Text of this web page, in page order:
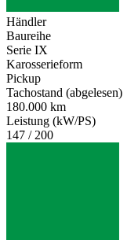
Händler
Baureihe
Serie IX
Karosserieform
Pickup
Tachostand (abgelesen)
180.000 km
Leistung (kW/PS)
147 / 200